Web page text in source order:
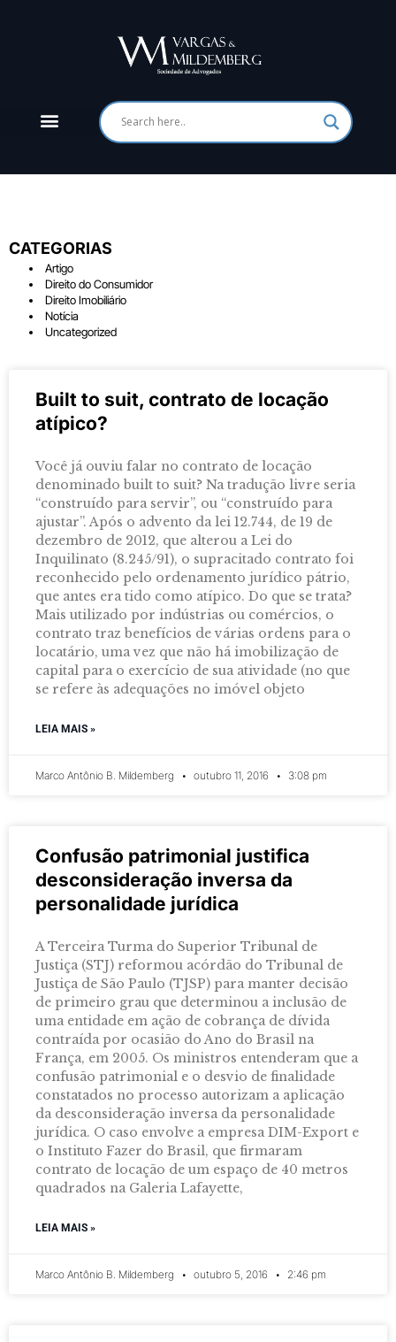
CATEGORIAS
Artigo
Direito do Consumidor
Direito Imobiliário
Notícia
Uncategorized
Built to suit, contrato de locação
atípico?
Você já ouviu falar no contrato de locação
denominado built to suit? Na tradução livre seria
“construído para servir”, ou “construído para
ajustar”. Após o advento da lei 12.744, de 19 de
dezembro de 2012, que alterou a Lei do
Inquilinato (8.245/91), o supracitado contrato foi
reconhecido pelo ordenamento jurídico pátrio,
que antes era tido como atípico. Do que se trata?
Mais utilizado por indústrias ou comércios, o
contrato traz benefícios de várias ordens para o
locatário, uma vez que não há imobilização de
capital para o exercício de sua atividade (no que
se refere às adequações no imóvel objeto
LEIA MAIS »
Marco Antônio B. Mildemberg outubro 11, 2016 3:08 pm
Confusão patrimonial justifica
desconsideração inversa da
personalidade jurídica
A Terceira Turma do Superior Tribunal de
Justiça (STJ) reformou acórdão do Tribunal de
Justiça de São Paulo (TJSP) para manter decisão
de primeiro grau que determinou a inclusão de
uma entidade em ação de cobrança de dívida
contraída por ocasião do Ano do Brasil na
França, em 2005. Os ministros entenderam que a
confusão patrimonial e o desvio de finalidade
constatados no processo autorizam a aplicação
da desconsideração inversa da personalidade
jurídica. O caso envolve a empresa DIM-Export e
o Instituto Fazer do Brasil, que firmaram
contrato de locação de um espaço de 40 metros
quadrados na Galeria Lafayette,
LEIA MAIS »
Marco Antônio B. Mildemberg outubro 5, 2016 2:46 pm